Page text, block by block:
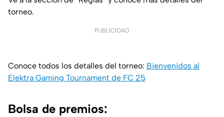
torneo.
PUBLICIDAD
Conoce todos los detalles del torneo: Bienvenidos al
Elektra Gaming Tournament de FC 25
Bolsa de premios: